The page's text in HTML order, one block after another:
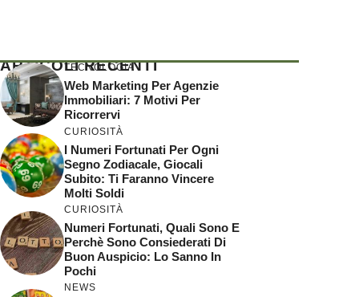
ARTICOLI RECENTI
TECNOLOGIA
Web Marketing Per Agenzie
Immobiliari: 7 Motivi Per
Ricorrervi
CURIOSITÀ
I Numeri Fortunati Per Ogni
Segno Zodiacale, Giocali
Subito: Ti Faranno Vincere
Molti Soldi
CURIOSITÀ
Numeri Fortunati, Quali Sono E
Perchè Sono Consiederati Di
Buon Auspicio: Lo Sanno In
Pochi
NEWS